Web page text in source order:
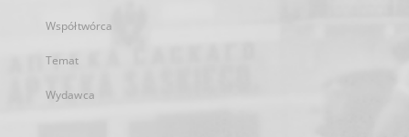
Współtwórca
Temat
Wydawca